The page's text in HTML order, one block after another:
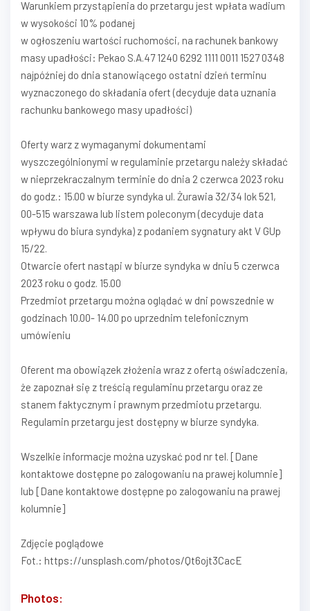
Warunkiem przystąpienia do przetargu jest wpłata wadium
w wysokości 10% podanej
w ogłoszeniu wartości ruchomości, na rachunek bankowy
masy upadłości: Pekao S.A.47 1240 6292 1111 0011 1527 0348
najpóźniej do dnia stanowiącego ostatni dzień terminu
wyznaczonego do składania ofert (decyduje data uznania
rachunku bankowego masy upadłości)
Oferty warz z wymaganymi dokumentami
wyszczególnionymi w regulaminie przetargu należy składać
w nieprzekraczalnym terminie do dnia 2 czerwca 2023 roku
do godz.: 15.00 w biurze syndyka ul. Żurawia 32/34 lok 521,
00-515 warszawa lub listem poleconym (decyduje data
wpływu do biura syndyka) z podaniem sygnatury akt V GUp
15/22.
Otwarcie ofert nastąpi w biurze syndyka w dniu 5 czerwca
2023 roku o godz. 15.00
Przedmiot przetargu można oglądać w dni powszednie w
godzinach 10.00- 14.00 po uprzednim telefonicznym
umówieniu
Oferent ma obowiązek złożenia wraz z ofertą oświadczenia,
że zapoznał się z treścią regulaminu przetargu oraz ze
stanem faktycznym i prawnym przedmiotu przetargu.
Regulamin przetargu jest dostępny w biurze syndyka.
Wszelkie informacje można uzyskać pod nr tel. [Dane
kontaktowe dostępne po zalogowaniu na prawej kolumnie]
lub [Dane kontaktowe dostępne po zalogowaniu na prawej
kolumnie]
Zdjęcie poglądowe
Fot.: https://unsplash.com/photos/Qt6ojt3CacE
Photos: